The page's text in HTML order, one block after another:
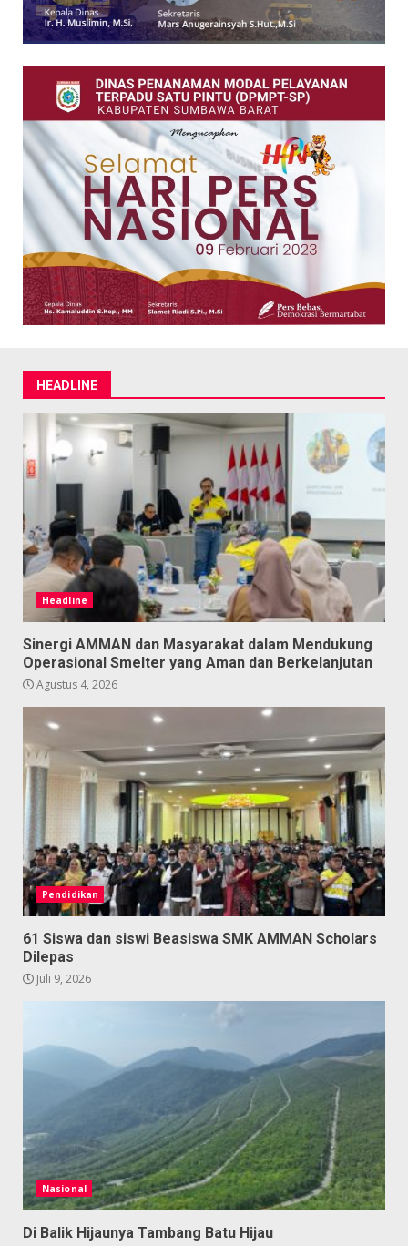
HEADLINE
Headline
Sinergi AMMAN dan Masyarakat dalam Mendukung
Operasional Smelter yang Aman dan Berkelanjutan
Agustus 4, 2026
Pendidikan
61 Siswa dan siswi Beasiswa SMK AMMAN Scholars
Dilepas
Juli 9, 2026
Nasional
Di Balik Hijaunya Tambang Batu Hijau